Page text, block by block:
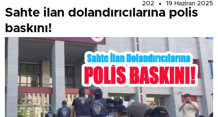
202
19 Haziran 2025
Sahte ilan dolandırıcılarına polis
baskını!